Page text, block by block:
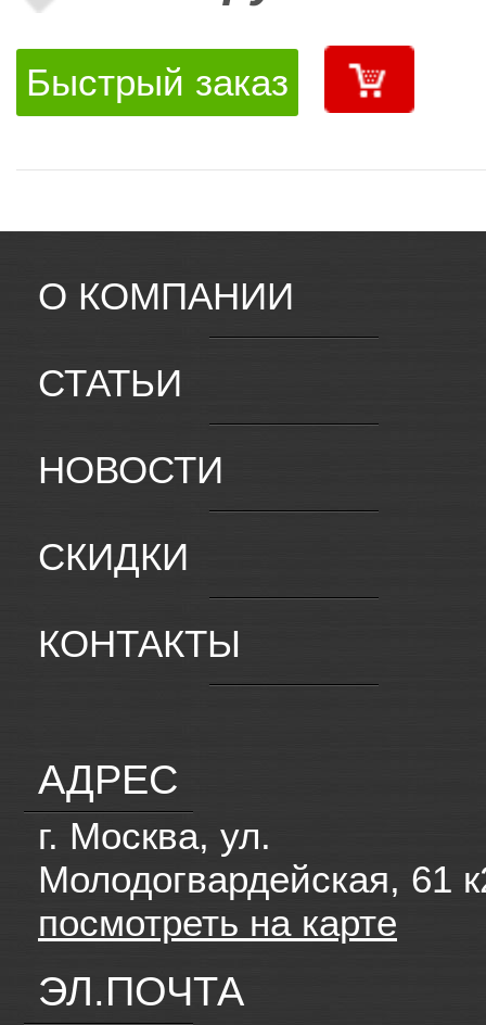
Быстрый заказ
О КОМПАНИИ
СТАТЬИ
НОВОСТИ
СКИДКИ
КОНТАКТЫ
АДРЕС
г. Москва, ул.
Молодогвардейская, 61
посмотреть на карте
ЭЛ.ПОЧТА